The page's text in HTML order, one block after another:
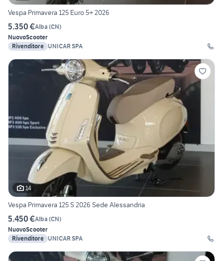
Vespa Primavera 125 Euro 5+ 2026
5.350 €Alba (CN)
NuovoScooter
Rivenditore UNICAR SPA
14
Vespa Primavera 125 S 2026 Sede Alessandria
5.450 €Alba (CN)
NuovoScooter
Rivenditore UNICAR SPA